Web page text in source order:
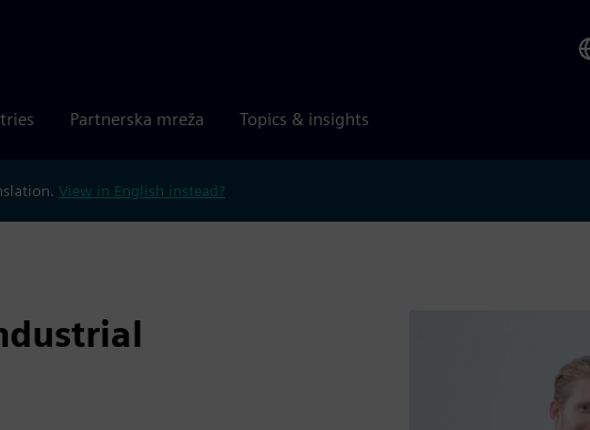
Partnerska mreža Topics & insights
View in English instead?